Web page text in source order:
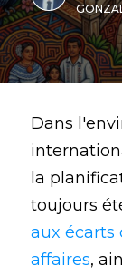
Dans
la
toujours
aux écarts
affaires,